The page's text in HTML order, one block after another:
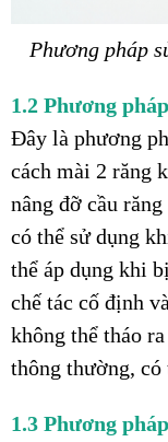
Phương pháp
1.2 Phương
Đây là phương
cách mài 2 răng
nâng đỡ cầu
có thể sử dụng
thể áp dụng khi
chế tác cố định
không thể tháo
thông thường,
1.3 Phương